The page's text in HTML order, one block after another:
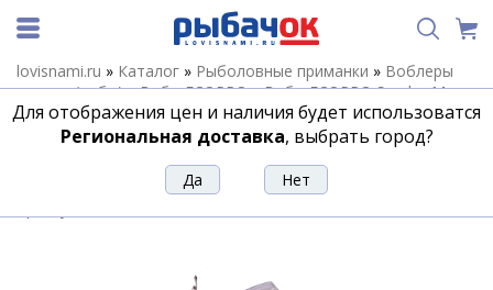
lovisnami.ru » Каталог » Рыболовные приманки » Воблеры
зимние (вибы)»Вибы ECOPRO»Вибы ECOPRO Sandra-M»
Виб ECOPRO Sandra-M 55мм 8г 092-Pink Delirium
Виб ECOPRO Sandra-M 55мм 8г 092-Pink
Для отображения цен и наличия будет использоватся
Региональная доставка, выбрать город?